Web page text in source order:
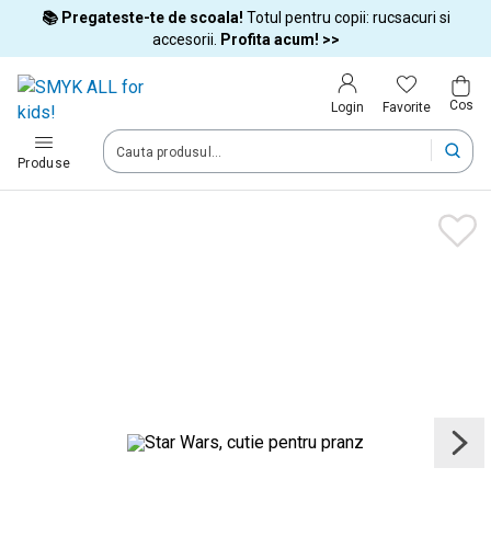
📚 Pregateste-te de scoala! Totul pentru copii: rucsacuri si
accesorii.
Profita acum! >>
Login Favorite Cos
Produse
Tara si limba
Alege tara si treci la cumparaturi
România (Romania)